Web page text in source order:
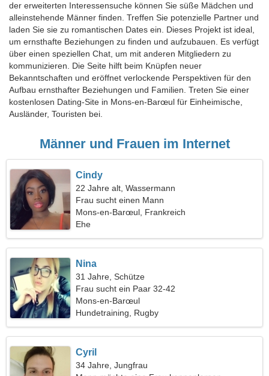
der erweiterten Interessensuche können Sie süße Mädchen und
alleinstehende Männer finden. Treffen Sie potenzielle Partner und
laden Sie sie zu romantischen Dates ein. Dieses Projekt ist ideal,
um ernsthafte Beziehungen zu finden und aufzubauen. Es verfügt
über einen speziellen Chat, um mit anderen Mitgliedern zu
kommunizieren. Die Seite hilft beim Knüpfen neuer
Bekanntschaften und eröffnet verlockende Perspektiven für den
Aufbau ernsthafter Beziehungen und Familien. Treten Sie einer
kostenlosen Dating-Site in Mons-en-Barœul für Einheimische,
Ausländer, Touristen bei.
Männer und Frauen im Internet
Cindy
22 Jahre alt, Wassermann
Frau sucht einen Mann
Mons-en-Barœul, Frankreich
Ehe
Nina
31 Jahre, Schütze
Frau sucht ein Paar 32-42
Mons-en-Barœul
Hundetraining, Rugby
Cyril
34 Jahre, Jungfrau